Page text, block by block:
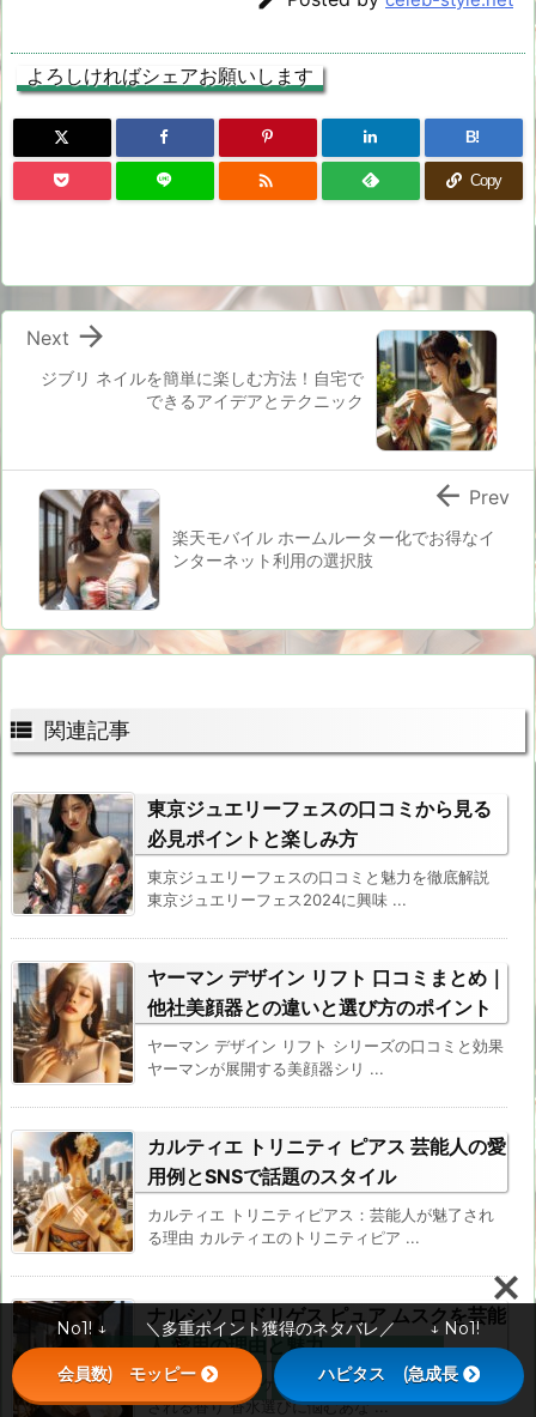
よろしければシェアお願いします
B!
 Copy
ジブリ ネイルを簡単に楽しむ方法！自宅で
できるアイデアとテクニック

Next
楽天モバイル ホームルーター化でお得なイ
ンターネット利用の選択肢
 Prev
 関連記事
東京ジュエリーフェスの口コミから見る
必見ポイントと楽しみ方
東京ジュエリーフェスの口コミと魅力を徹底解説
東京ジュエリーフェス2024に興味 ...
ヤーマン デザイン リフト 口コミまとめ｜
他社美顔器との違いと選び方のポイント
ヤーマン デザイン リフト シリーズの口コミと効果
ヤーマンが展開する美顔器シリ ...
カルティエ トリニティ ピアス 芸能人の愛
用例とSNSで話題のスタイル
カルティエ トリニティピアス：芸能人が魅了され
る理由 カルティエのトリニティピア ...
ナルシソ ロドリゲス ピュア ムスクを芸能
人 愛用の理由と魅力
ナルシソ ロドリゲス ピュア ムスク：芸能人が魅了
される香り 香水選びに悩むあな ...
ホーム メニュー SNS 上へ
No1! ↓ ＼多重ポイント獲得のネタバレ／ ↓ No1!
会員数) モッピー ハピタス (急成長